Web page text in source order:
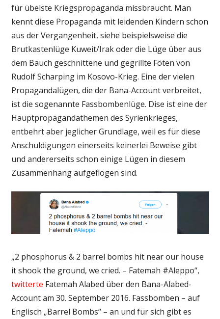
für übelste Kriegspropaganda missbraucht. Man
kennt diese Propaganda mit leidenden Kindern schon
aus der Vergangenheit, siehe beispielsweise die
Brutkastenlüge Kuweit/Irak oder die Lüge über aus
dem Bauch geschnittene und gegrillte Föten von
Rudolf Scharping im Kosovo-Krieg. Eine der vielen
Propagandalügen, die der Bana-Account verbreitet,
ist die sogenannte Fassbombenlüge. Dise ist eine der
Hauptpropagandathemen des Syrienkrieges,
entbehrt aber jeglicher Grundlage, weil es für diese
Anschuldigungen einerseits keinerlei Beweise gibt
und andererseits schon einige Lügen in diesem
Zusammenhang aufgeflogen sind.
„2 phosphorus & 2 barrel bombs hit near our house
it shook the ground, we cried. – Fatemah #Aleppo“,
twitterte Fatemah Alabed über den Bana-Alabed-
Account am 30. September 2016. Fassbomben – auf
Englisch „Barrel Bombs“ – an und für sich gibt es